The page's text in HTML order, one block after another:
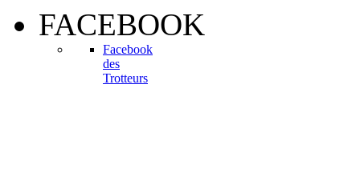
FACEBOOK
Facebook
des
Trotteurs